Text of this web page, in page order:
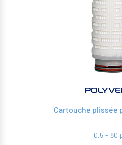
Cartouche plissée
0,5 - 80